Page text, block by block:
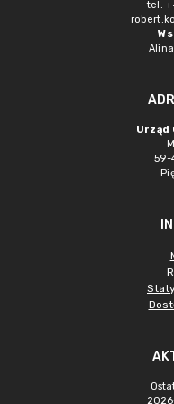
tel.
Urząd
59-